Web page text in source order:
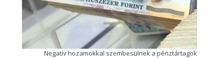
Negatív hozamokkal szembesülnek a pénztártagok